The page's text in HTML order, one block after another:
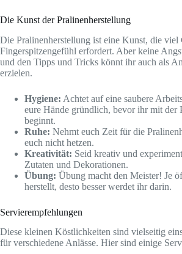
Die Kunst der Pralinenherstellung
Die Pralinenherstellung ist eine Kunst, die viel
Fingerspitzengefühl erfordert. Aber keine
und den Tipps und Tricks könnt ihr auch als
erzielen.
Hygiene: Achtet auf eine saubere
eure Hände gründlich, bevor ihr mit der
beginnt.
Ruhe: Nehmt euch Zeit für die
euch nicht hetzen.
Kreativität: Seid kreativ und
Zutaten und Dekorationen.
Übung: Übung macht den Meister! Je
herstellt, desto besser werdet ihr darin.
Servierempfehlungen
Diese kleinen Köstlichkeiten sind vielseitig
für verschiedene Anlässe. Hier sind einige